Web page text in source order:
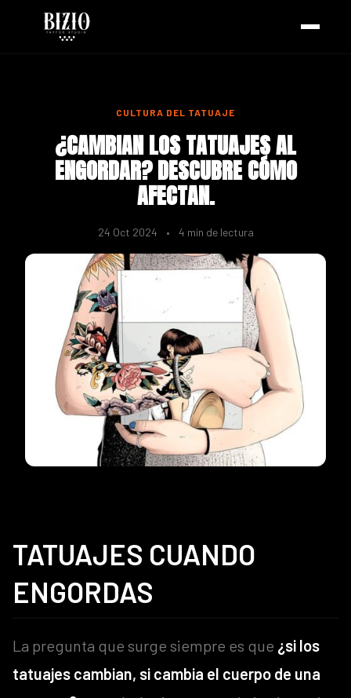
CULTURA DEL TATUAJE
¿CAMBIAN LOS TATUAJES AL
ENGORDAR? DESCUBRE CÓMO
AFECTAN.
24 Oct 2024 • 4 min de lectura
TATUAJES CUANDO
ENGORDAS
La pregunta que surge siempre es que ¿si los
tatuajes cambian, si cambia el cuerpo de una